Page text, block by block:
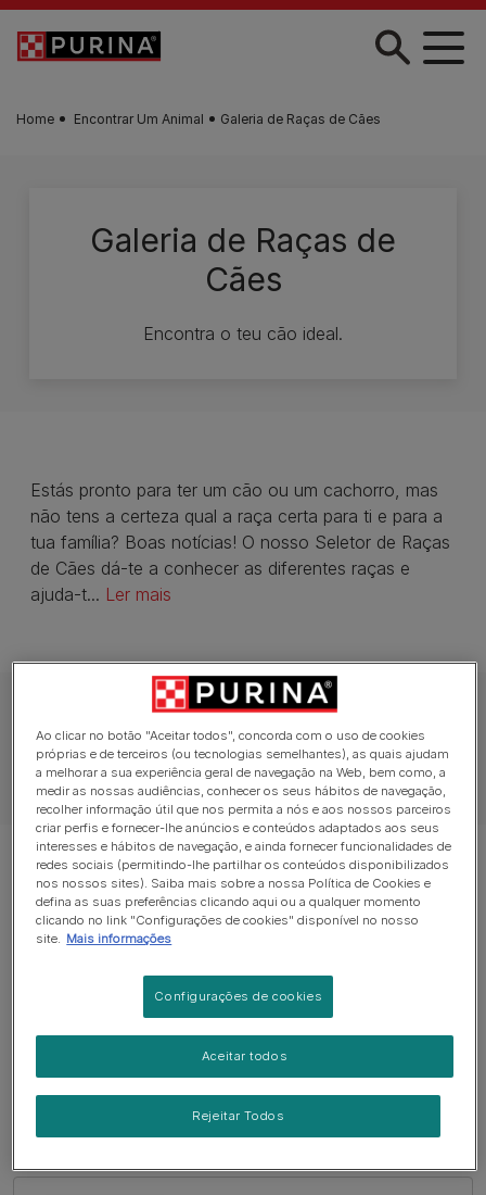
Skip to main content
Home Encontrar Um Animal Galeria de Raças de Cães
Galeria de Raças de
Cães
Encontra o teu cão ideal.
Estás pronto para ter um cão ou um cachorro, mas
não tens a certeza qual a raça certa para ti e para a
tua família? Boas notícias! O nosso Seletor de Raças
de Cães dá-te a conhecer as diferentes raças e
ajuda-t... Ler mais
Affenpinscher
Airedale Terrier
Ao clicar no botão "Aceitar todos", concorda com o uso de cookies
próprias e de terceiros (ou tecnologias semelhantes), as quais ajudam
a melhorar a sua experiência geral de navegação na Web, bem como, a
medir as nossas audiências, conhecer os seus hábitos de navegação,
recolher informação útil que nos permita a nós e aos nossos parceiros
criar perfis e fornecer-lhe anúncios e conteúdos adaptados aos seus
interesses e hábitos de navegação, e ainda fornecer funcionalidades de
redes sociais (permitindo-lhe partilhar os conteúdos disponibilizados
nos nossos sites). Saiba mais sobre a nossa Política de Cookies e
defina as suas preferências clicando aqui ou a qualquer momento
clicando no link "Configurações de cookies" disponível no nosso
site.
Mais informações
Configurações de cookies
Rejeitar Todos
Aceitar todos